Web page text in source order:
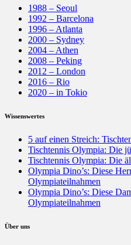
1988 – Seoul
1992 – Barcelona
1996 – Atlanta
2000 – Sydney
2004 – Athen
2008 – Peking
2012 – London
2016 – Rio
2020 – in Tokio
Wissenswertes
5 auf einen Streich:
Tischtennis Olympia: Die
Tischtennis Olympia: Die
Olympia Dino’s: Diese
Olympiateilnahmen
Olympia Dino’s: Diese
Olympiateilnahmen
Über uns